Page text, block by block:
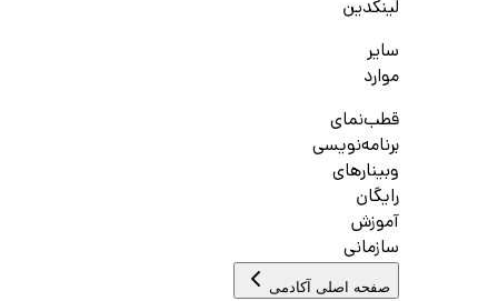
لینکدین
سایر
موارد
قطب‌نمای
برنامه‌نویسی
وبینارهای
رایگان
آموزش
سازمانی
صفحه اصلی آکادمی